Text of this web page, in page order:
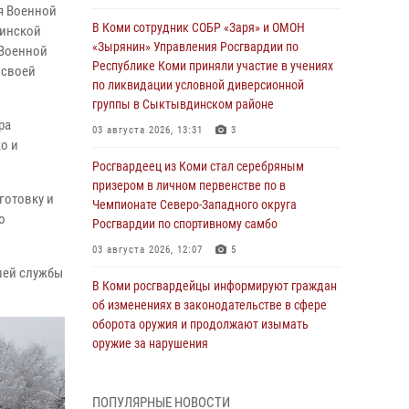
Военной
и
и
службы
В Коми сотрудник СОБР «Заря» и ОМОН
«Зырянин» Управления Росгвардии по
Республике Коми приняли участие в учениях
по ликвидации условной диверсионной
группы в Сыктывдинском районе
03 августа 2026, 13:31 3
Росгвардеец из Коми стал серебряным
призером в личном первенстве по в
Чемпионате Северо-Западного округа
Росгвардии по спортивному самбо
03 августа 2026, 12:07 5
В Коми росгвардейцы информируют граждан
об изменениях в законодательстве в сфере
оборота оружия и продолжают изымать
оружие за нарушения
В Койгородском районе местный житель
ПОПУЛЯРНЫЕ НОВОСТИ